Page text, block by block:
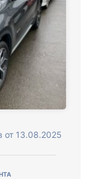
от 13.08.2025